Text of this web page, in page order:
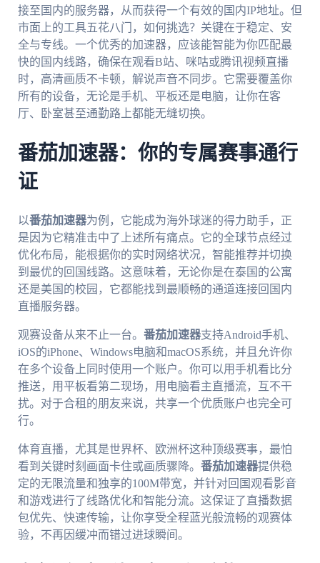
接至国内的服务器，从而获得一个有效的国内IP地址。但
市面上的工具五花八门，如何挑选？关键在于稳定、安
全与专线。一个优秀的加速器，应该能智能为你匹配最
快的国内线路，确保在观看B站、咪咕或腾讯视频直播
时，高清画质不卡顿，解说声音不同步。它需要覆盖你
所有的设备，无论是手机、平板还是电脑，让你在客
厅、卧室甚至通勤路上都能无缝切换。
番茄加速器：你的专属赛事通行
证
以番茄加速器为例，它能成为海外球迷的得力助手，正
是因为它精准击中了上述所有痛点。它的全球节点经过
优化布局，能根据你的实时网络状况，智能推荐并切换
到最优的回国线路。这意味着，无论你是在泰国的公寓
还是美国的校园，它都能找到最顺畅的通道连接回国内
直播服务器。
观赛设备从来不止一台。 番茄加速器支持Android手机、
iOS的iPhone、Windows电脑和macOS系统，并且允许你
在多个设备上同时使用一个账户。你可以用手机看比分
推送，用平板看第二现场，用电脑看主直播流，互不干
扰。对于合租的朋友来说，共享一个优质账户也完全可
行。
体育直播，尤其是世界杯、欧洲杯这种顶级赛事，最怕
看到关键时刻画面卡住或画质骤降。 番茄加速器提供稳
定的无限流量和独享的100M带宽，并针对回国观看影音
和游戏进行了线路优化和智能分流。这保证了直播数据
包优先、快速传输，让你享受全程蓝光般流畅的观赛体
验，不再因缓冲而错过进球瞬间。